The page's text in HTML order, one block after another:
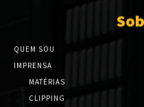
QUEM SOU
IMPRENSA
MATÉRIAS
CLIPPING